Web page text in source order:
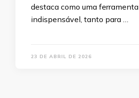
destaca como uma ferramenta
indispensável, tanto para …
23 DE ABRIL DE 2026